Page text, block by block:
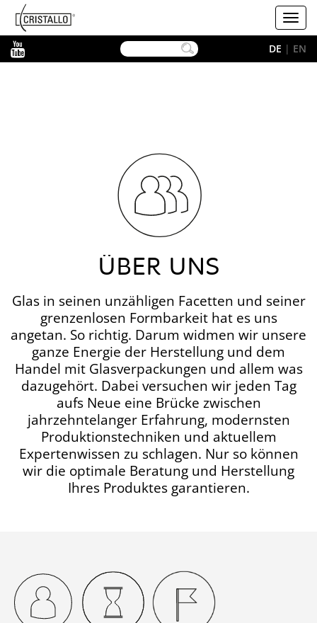
Cristallo
DE | EN
ÜBER UNS
Glas in seinen unzähligen Facetten und seiner
grenzenlosen Formbarkeit hat es uns
angetan. So richtig. Darum widmen wir unsere
ganze Energie der Herstellung und dem
Handel mit Glasverpackungen und allem was
dazugehört. Dabei versuchen wir jeden Tag
aufs Neue eine Brücke zwischen
jahrzehntelanger Erfahrung, modernsten
Produktionstechniken und aktuellem
Expertenwissen zu schlagen. Nur so können
wir die optimale Beratung und Herstellung
Ihres Produktes garantieren.